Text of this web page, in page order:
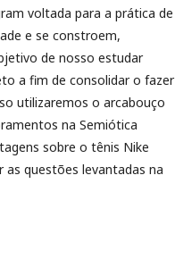
voltada para a prática de
e se constroem,
de nosso estudar
a fim de consolidar o fazer
utilizaremos o arcabouço
na Semiótica
sobre o tênis Nike
questões levantadas na